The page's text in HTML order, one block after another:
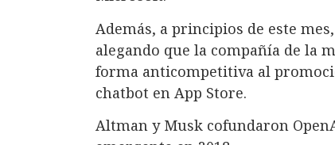
Además, a principios de este
alegando que la compañía de la
forma anticompetitiva al
chatbot en App Store.
Altman y Musk cofundaron